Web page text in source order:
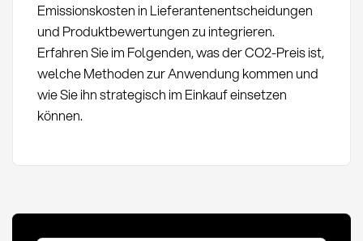
Emissionskosten in Lieferantenentscheidungen
und Produktbewertungen zu integrieren.
Erfahren Sie im Folgenden, was der CO2-Preis ist,
welche Methoden zur Anwendung kommen und
wie Sie ihn strategisch im Einkauf einsetzen
können.